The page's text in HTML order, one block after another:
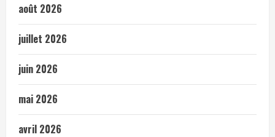
août 2026
juillet 2026
juin 2026
mai 2026
avril 2026